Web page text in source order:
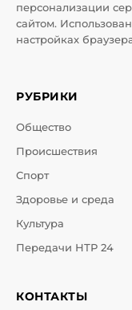
персонализации
сайтом.
настройках
РУБРИКИ
Общество
Происшествия
Спорт
Здоровье и среда
Культура
Передачи НТР 24
КОНТАКТЫ